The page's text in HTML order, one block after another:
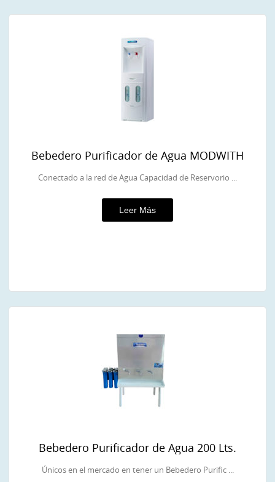
Bebedero Purificador de Agua MODWITH
Conectado a la red de Agua Capacidad de Reservorio ...
Leer Más
Bebedero Purificador de Agua 200 Lts.
Únicos en el mercado en tener un Bebedero Purific ...